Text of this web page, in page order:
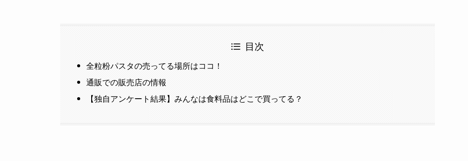
目次
全粒粉パスタの売ってる場所はココ！
通販での販売店の情報
【独自アンケート結果】みんなは食料品はどこで買ってる？